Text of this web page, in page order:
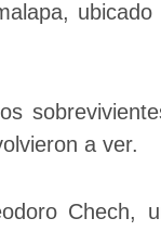
a ver.
Chech,